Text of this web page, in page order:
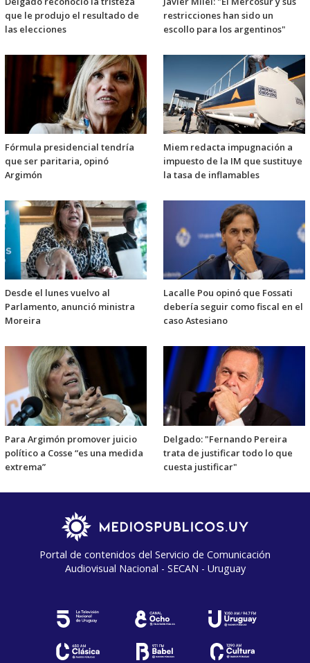
que le produjo el resultado de
las elecciones
restricciones han sido un
escollo para los argentinos"
Fórmula presidencial tendría
que ser paritaria, opinó
Argimón
Miem redacta impugnación a
impuesto de la IM que sustituye
la tasa de inflamables
Desde el lunes vuelvo al
Parlamento, anunció ministra
Moreira
Lacalle Pou opinó que Fossati
debería seguir como fiscal en el
caso Astesiano
Para Argimón promover juicio
político a Cosse “es una medida
extrema”
Delgado: "Fernando Pereira
trata de justificar todo lo que
cuesta justificar"
Portal de contenidos del Servicio de Comunicación
Audiovisual Nacional - SECAN - Uruguay